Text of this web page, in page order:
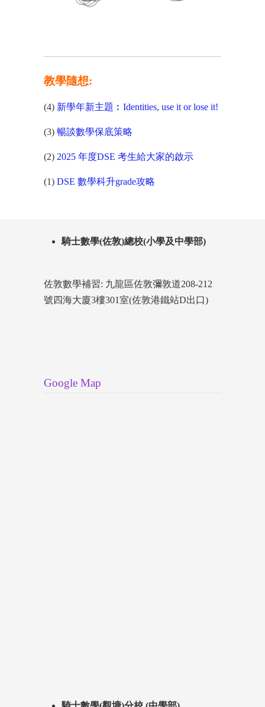
教學隨想:
(4) 新學年新主題︰Identities, use it or lose it!
(3) 暢談數學保底策略
(2) 2025 年度DSE 考生給大家的啟示
(1) DSE 數學科升grade攻略
騎士數學(佐敦)總校(小學及中學部)
佐敦數學補習: 九龍區佐敦彌敦道208-212
號四海大廈3樓301室(佐敦港鐵站D出口)
Google Map